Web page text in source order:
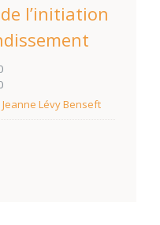
l’initiation
Lévy Benseft